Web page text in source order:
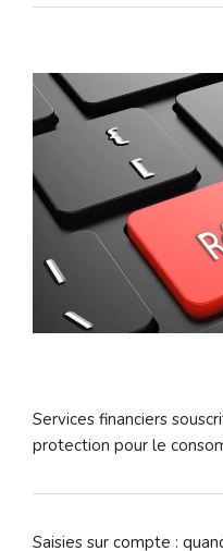
Services financiers
protection pour le
Saisies sur compte :